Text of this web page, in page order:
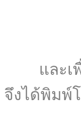
และ
จึงได้พิมพ์